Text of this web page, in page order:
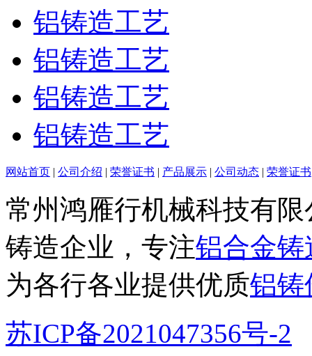
铝铸造工艺
铝铸造工艺
铝铸造工艺
铝铸造工艺
网站首页 | 公司介绍 | 荣誉证书 | 产品展示 | 公司动态 | 荣誉证书
常州鸿雁行机械科技有
铸造企业，专注铝合金铸
为各行各业提供优质铝铸
苏ICP备2021047356号-2